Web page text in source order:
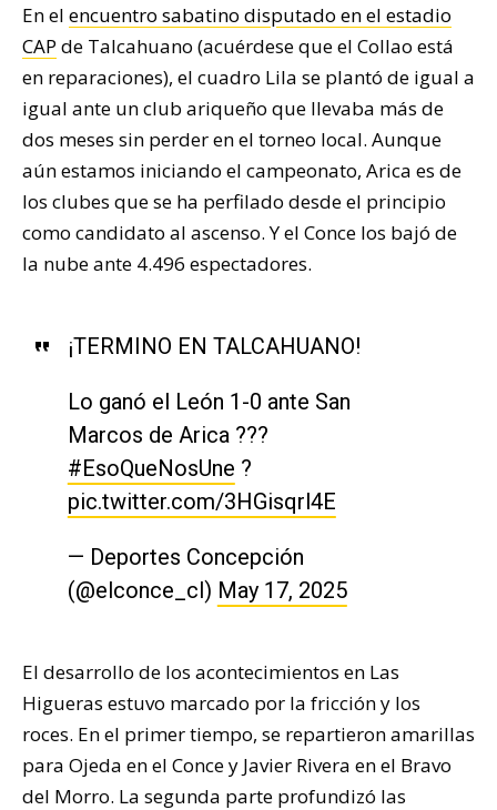
En el encuentro sabatino disputado en el estadio
CAP de Talcahuano (acuérdese que el Collao está
en reparaciones), el cuadro Lila se plantó de igual a
igual ante un club ariqueño que llevaba más de
dos meses sin perder en el torneo local. Aunque
aún estamos iniciando el campeonato, Arica es de
los clubes que se ha perfilado desde el principio
como candidato al ascenso. Y el Conce los bajó de
la nube ante 4.496 espectadores.
¡TERMINO EN TALCAHUANO!
Lo ganó el León 1-0 ante San
Marcos de Arica ???
#EsoQueNosUne ?
pic.twitter.com/3HGisqrl4E
— Deportes Concepción
(@elconce_cl) May 17, 2025
El desarrollo de los acontecimientos en Las
Higueras estuvo marcado por la fricción y los
roces. En el primer tiempo, se repartieron amarillas
para Ojeda en el Conce y Javier Rivera en el Bravo
del Morro. La segunda parte profundizó las